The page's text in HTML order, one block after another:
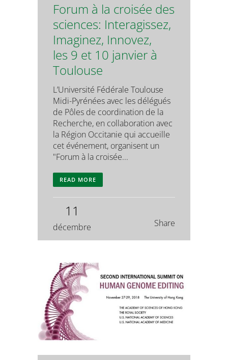
Forum à la croisée des
sciences: Interagissez,
Imaginez, Innovez,
les 9 et 10 janvier à
Toulouse
L’Université Fédérale Toulouse
Midi-Pyrénées avec les délégués
de Pôles de coordination de la
Recherche, en collaboration avec
la Région Occitanie qui accueille
cet événement, organisent un
"Forum à la croisée...
READ MORE
11
décembre Share